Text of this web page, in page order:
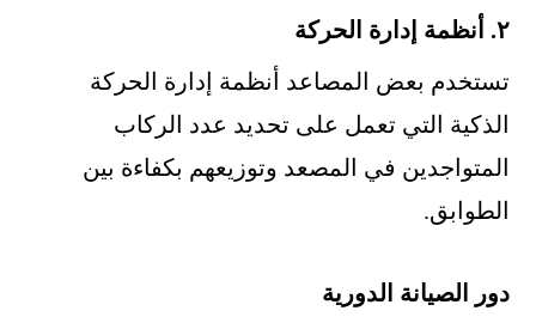
٢. أنظمة إدارة الحركة
تستخدم بعض المصاعد أنظمة إدارة الحركة
الذكية التي تعمل على تحديد عدد الركاب
المتواجدين في المصعد وتوزيعهم بكفاءة بين
الطوابق.
دور الصيانة الدورية